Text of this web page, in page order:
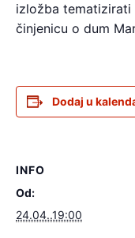
izložba tematizirati
činjenicu o dum
Dodaj u
INFO
Od:
24.04..19:00